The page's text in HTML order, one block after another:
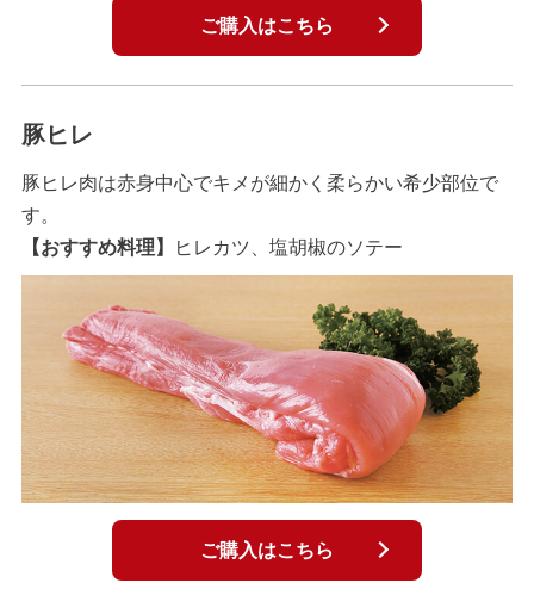
ご購入はこちら
豚ヒレ
豚ヒレ肉は赤身中心でキメが細かく柔らかい希少部位で
す。
【おすすめ料理】
ヒレカツ、塩胡椒のソテー
ご購入はこちら